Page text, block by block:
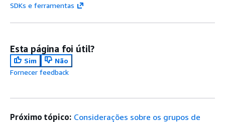
SDKs e ferramentas
Esta página foi útil?
Sim
Não
Fornecer feedback
Próximo tópico: Considerações sobre os grupos de